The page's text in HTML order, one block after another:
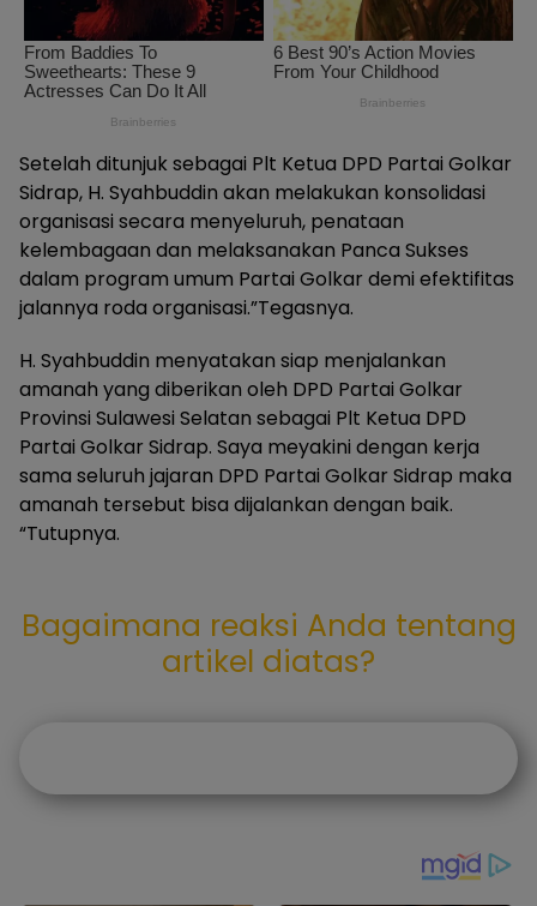
Setelah ditunjuk sebagai Plt Ketua DPD Partai Golkar
Sidrap, H. Syahbuddin akan melakukan konsolidasi
organisasi secara menyeluruh, penataan
kelembagaan dan melaksanakan Panca Sukses
dalam program umum Partai Golkar demi efektifitas
jalannya roda organisasi.”Tegasnya.
H. Syahbuddin menyatakan siap menjalankan
amanah yang diberikan oleh DPD Partai Golkar
Provinsi Sulawesi Selatan sebagai Plt Ketua DPD
Partai Golkar Sidrap. Saya meyakini dengan kerja
sama seluruh jajaran DPD Partai Golkar Sidrap maka
amanah tersebut bisa dijalankan dengan baik.
“Tutupnya.
Bagaimana reaksi Anda tentang
artikel diatas?